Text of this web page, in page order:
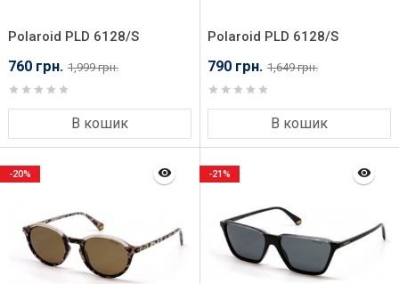
Polaroid PLD 6128/S
HJV59HE
760 грн. 1,999 грн.
В кошик
Polaroid PLD 6128/S
PJP59C3
790 грн. 1,649 грн.
В кошик
-20% -21%